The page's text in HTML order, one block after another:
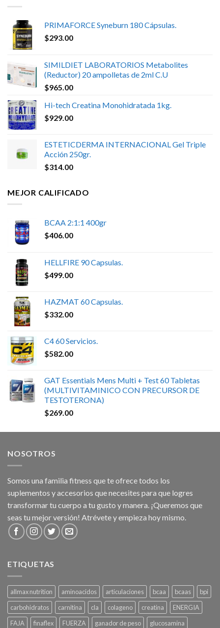
PRIMAFORCE Syneburn 180 Cápsulas.
$293.00
SIMILDIET LABORATORIOS Metabolites
(Reductor) 20 ampolletas de 2ml C.U
$965.00
Hi-tech Creatina Monohidratada 1kg.
$929.00
ESTETICDERMA INTERNACIONAL Gel Triple
Acción 250gr.
$314.00
MEJOR CALIFICADO
BCAA 2:1:1 400gr
$406.00
HELLFIRE 90 Capsulas.
$499.00
HAZMAT 60 Capsulas.
$332.00
C4 60 Servicios.
$582.00
GAT Essentials Mens Multi + Test 60 Tabletas
(MULTIVITAMINICO CON PRECURSOR DE
TESTOTERONA)
$269.00
NOSOTROS
Somos una familia fitness que te ofrece todos los
suplementos y accesorios que necesites para que logres
transformar tu cuerpo a tu gusto y manera. ¡Queremos que
seas tu mejor versión! Atrévete y empieza hoy mismo.
ETIQUETAS
allmax nutrition aminoacidos articulaciones bcaa bcaas
bpi
carbohidratos
carnitina cla colageno creatina
ENERGIA
FAJA
finaflex FUERZA ganador de peso glucosamina